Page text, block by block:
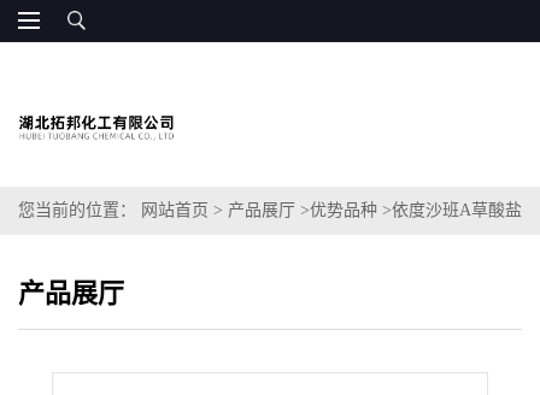
您当前的位置： 网站首页 > 产品展厅 >优势品种 >依度沙班A草酸盐
产品展厅